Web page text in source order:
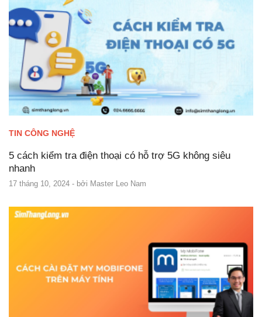
TIN CÔNG NGHỆ
5 cách kiểm tra điện thoại có hỗ trợ 5G không siêu
nhanh
17 tháng 10, 2024 - bởi Master Leo Nam